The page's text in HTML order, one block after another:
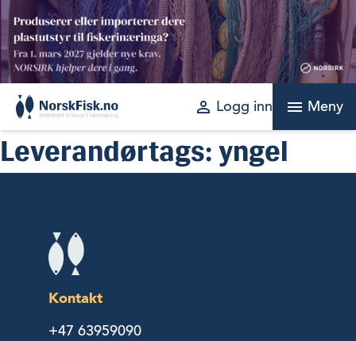
Skip
content
perm_identity Logg inn menu Meny
Leverandørtags: yngel
Kontakt
+47 63959090